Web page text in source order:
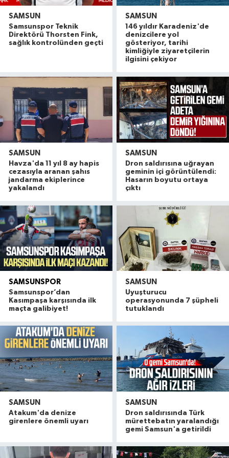
SAMSUN
Samsunspor Teknik
Direktörü Thorsten Fink,
sağlık kontrolünden geçti
SAMSUN
146 yıldır Karadeniz'de
denizcilere yol
gösteriyor, tarihi
kimliğiyle ziyaretçilerin
ilgisini çekiyor
SAMSUN
Havza'da 11 yıl 8 ay hapis
cezasıyla aranan şahıs
jandarma ekiplerince
yakalandı
SAMSUN
Dron saldırısına uğrayan
geminin içi görüntülendi:
Hasarın boyutu ortaya
çıktı
SAMSUNSPOR
Samsunspor’dan
Kasımpaşa karşısında ilk
maçta galibiyet!
SAMSUN
Uyuşturucu
operasyonunda 7 şüpheli
tutuklandı
SAMSUN
Atakum'da denize
girenlere önemli uyarı
SAMSUN
Dron saldırısında Türk
mürettebatın yaralandığı
gemi Samsun'a getirildi